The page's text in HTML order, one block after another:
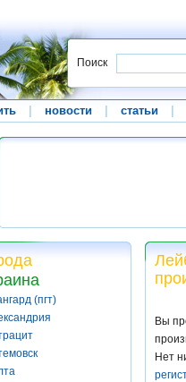
Поиск
новости статьи
(пгт)
Вы
Нет